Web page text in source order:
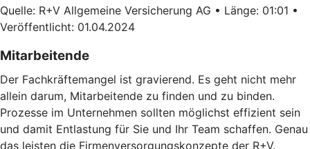
Quelle: R+V Allgemeine Versicherung AG • Länge: 01:01 •
Veröffentlicht: 01.04.2024
Mitarbeitende
Der Fachkräftemangel ist gravierend. Es geht nicht mehr
allein darum, Mitarbeitende zu finden und zu binden.
Prozesse im Unternehmen sollten möglichst effizient sein
und damit Entlastung für Sie und Ihr Team schaffen. Genau
das leisten die Firmenversorgungskonzepte der R+V.